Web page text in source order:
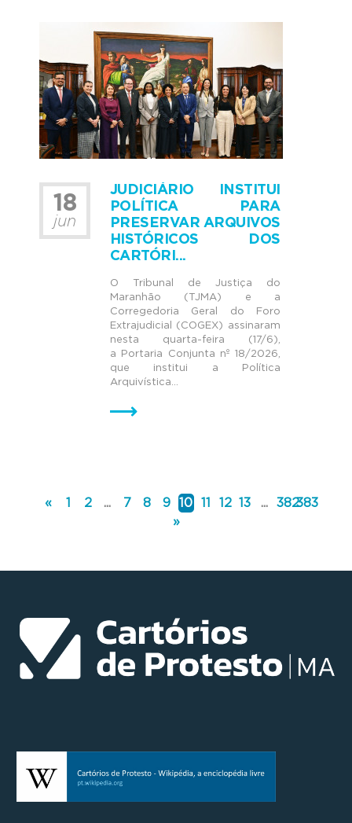
18
jun
JUDICIÁRIO INSTITUI
POLÍTICA PARA
PRESERVAR ARQUIVOS
HISTÓRICOS DOS
CARTÓRI...
O Tribunal de Justiça do
Maranhão (TJMA) e a
Corregedoria Geral do Foro
Extrajudicial (COGEX) assinaram
nesta quarta-feira (17/6),
a Portaria Conjunta nº 18/2026,
que institui a Política
Arquivística...
« 1 2 ... 7 8 9 10 11 12 13 ... 382383
»